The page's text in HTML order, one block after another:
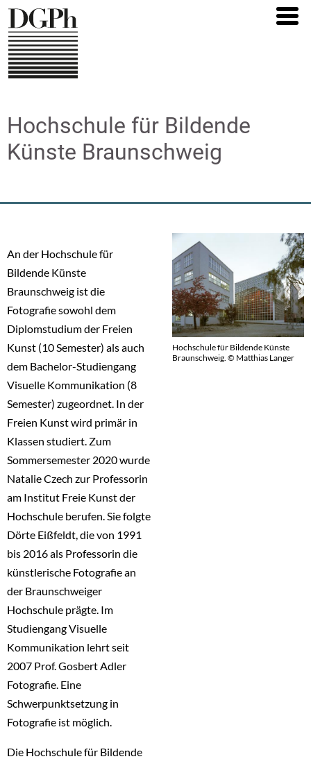
Direkt
zum
Inhalt
Hochschule für Bildende
Künste Braunschweig
An der Hochschule für
Bildende Künste
Braunschweig ist die
Fotografie sowohl dem
Diplomstudium der Freien
Kunst (10 Semester) als auch
dem Bachelor-Studiengang
Visuelle Kommunikation (8
Semester) zugeordnet. In der
Freien Kunst wird primär in
Klassen studiert. Zum
Sommersemester 2020 wurde
Natalie Czech zur Professorin
am Institut Freie Kunst der
Hochschule berufen. Sie folgte
Dörte Eißfeldt, die von 1991
bis 2016 als Professorin die
künstlerische Fotografie an
der Braunschweiger
Hochschule prägte. Im
Studiengang Visuelle
Kommunikation lehrt seit
2007 Prof. Gosbert Adler
Fotografie. Eine
Schwerpunktsetzung in
Fotografie ist möglich.
Die Hochschule für Bildende
Hochschule für Bildende Künste
Braunschweig. © Matthias Langer